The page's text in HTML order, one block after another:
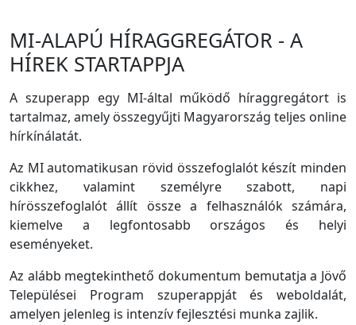
MI-ALAPÚ HÍRAGGREGÁTOR - A
HÍREK STARTAPPJA
A szuperapp egy MI-által működő híraggregátort is
tartalmaz, amely összegyűjti Magyarország teljes online
hírkínálatát.
Az MI automatikusan rövid összefoglalót készít minden
cikkhez, valamint személyre szabott, napi
hírösszefoglalót állít össze a felhasználók számára,
kiemelve a legfontosabb országos és helyi
eseményeket.
Az alább megtekinthető dokumentum bemutatja a Jövő
Települései Program szuperappját és weboldalát,
amelyen jelenleg is intenzív fejlesztési munka zajlik.